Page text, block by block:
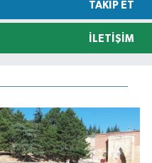
TAKIP ET
İLETIŞIM